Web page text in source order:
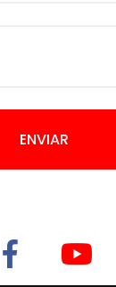
ENVIAR